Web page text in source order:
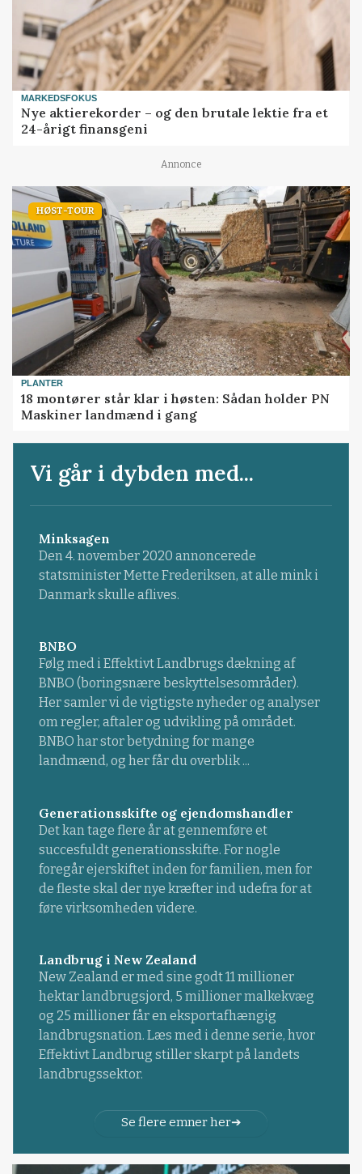
MARKEDSFOKUS
Nye aktierekorder – og den brutale lektie fra et
24-årigt finansgeni
Annonce
HØST-TOUR
PLANTER
18 montører står klar i høsten: Sådan holder PN
Maskiner landmænd i gang
Vi går i dybden med...
Minksagen
Den 4. november 2020 annoncerede
statsminister Mette Frederiksen, at alle mink i
Danmark skulle aflives.
BNBO
Følg med i Effektivt Landbrugs dækning af
BNBO (boringsnære beskyttelsesområder).
Her samler vi de vigtigste nyheder og analyser
om regler, aftaler og udvikling på området.
BNBO har stor betydning for mange
landmænd, og her får du overblik ...
Generationsskifte og ejendomshandler
Det kan tage flere år at gennemføre et
succesfuldt generationsskifte. For nogle
foregår ejerskiftet inden for familien, men for
de fleste skal der nye kræfter ind udefra for at
føre virksomheden videre.
Landbrug i New Zealand
New Zealand er med sine godt 11 millioner
hektar landbrugsjord, 5 millioner malkekvæg
og 25 millioner får en eksportafhængig
landbrugsnation. Læs med i denne serie, hvor
Effektivt Landbrug stiller skarpt på landets
landbrugssektor.
Se flere emner her